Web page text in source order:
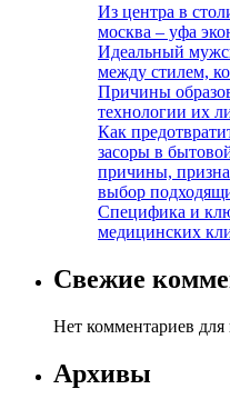
Из центра в
москва – уфа
Идеальный
между стилем,
Причины
технологии их
Как
засоры в
причины,
выбор
Специфика и
медицинских
Свежие
Нет комментариев для
Архивы